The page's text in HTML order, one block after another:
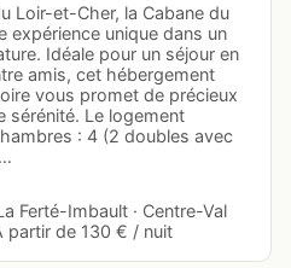
Loir-et-Cher, la Cabane du
expérience unique dans un
Idéale pour un séjour en
amis, cet hébergement
vous promet de précieux
sérénité. Le logement
: 4 (2 doubles avec
Ferté-Imbault · Centre-Val
partir de 130 € / nuit